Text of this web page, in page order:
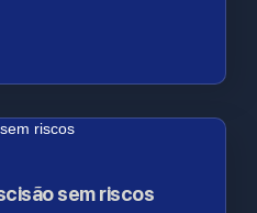
sem riscos